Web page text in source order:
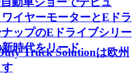
イヤーモーターとEドラ
ップのEドライブシリー
時代をリード
Truck Solutionは欧州